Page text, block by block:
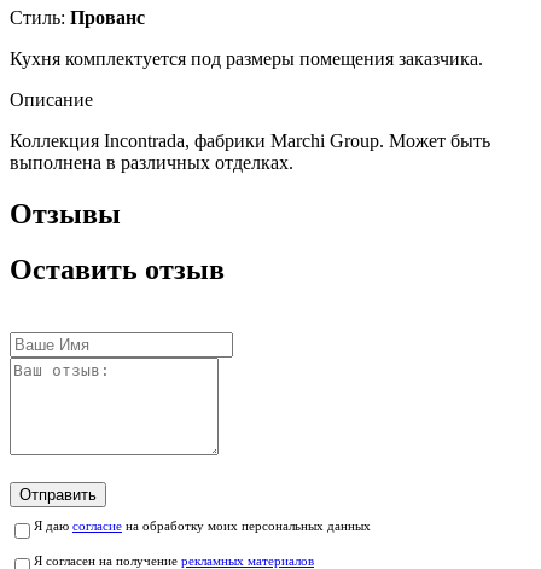
Стиль: Прованс
Кухня комплектуется под размеры помещения заказчика.
Описание
Коллекция Incontrada, фабрики Marchi Group. Может быть
выполнена в различных отделках.
Отзывы
Оставить отзыв
Отправить
Я даю согласие на обработку моих персональных данных
Я согласен на получение рекламных материалов